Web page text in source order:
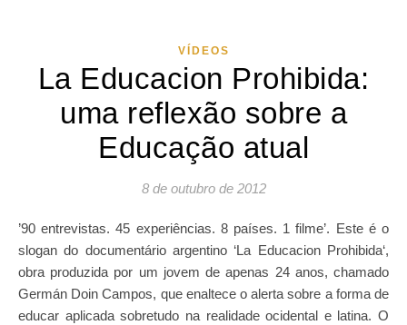
VÍDEOS
La Educacion Prohibida:
uma reflexão sobre a
Educação atual
8 de outubro de 2012
’90 entrevistas. 45 experiências. 8 países. 1 filme’. Este é o
slogan do documentário argentino ‘La Educacion Prohibida‘,
obra produzida por um jovem de apenas 24 anos, chamado
Germán Doin Campos, que enaltece o alerta sobre a forma de
educar aplicada sobretudo na realidade ocidental e latina. O